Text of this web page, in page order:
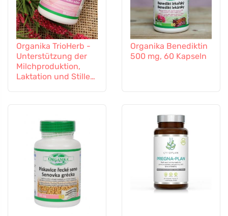
Organika TrioHerb -
Unterstützung der
Milchproduktion,
Laktation und Stillen,
Organika Benediktin
500 mg, 60 Kapseln